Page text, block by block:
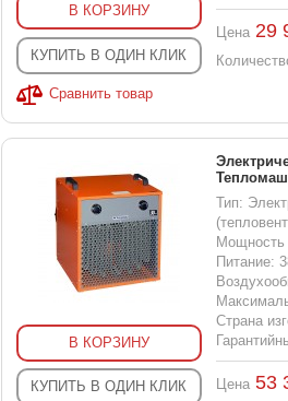
В КОРЗИНУ
КУПИТЬ В ОДИН КЛИК
Сравнить товар
Цена 29
В КОРЗИНУ
КУПИТЬ В ОДИН КЛИК
Тип:
Мощность
Питание:
Страна
Цена 53